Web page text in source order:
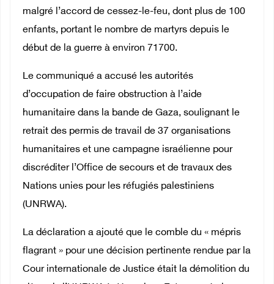
malgré l’accord de cessez-le-feu, dont plus de 100
enfants, portant le nombre de martyrs depuis le
début de la guerre à environ 71700.
Le communiqué a accusé les autorités
d’occupation de faire obstruction à l’aide
humanitaire dans la bande de Gaza, soulignant le
retrait des permis de travail de 37 organisations
humanitaires et une campagne israélienne pour
discréditer l’Office de secours et de travaux des
Nations unies pour les réfugiés palestiniens
(UNRWA).
La déclaration a ajouté que le comble du « mépris
flagrant » pour une décision pertinente rendue par la
Cour internationale de Justice était la démolition du